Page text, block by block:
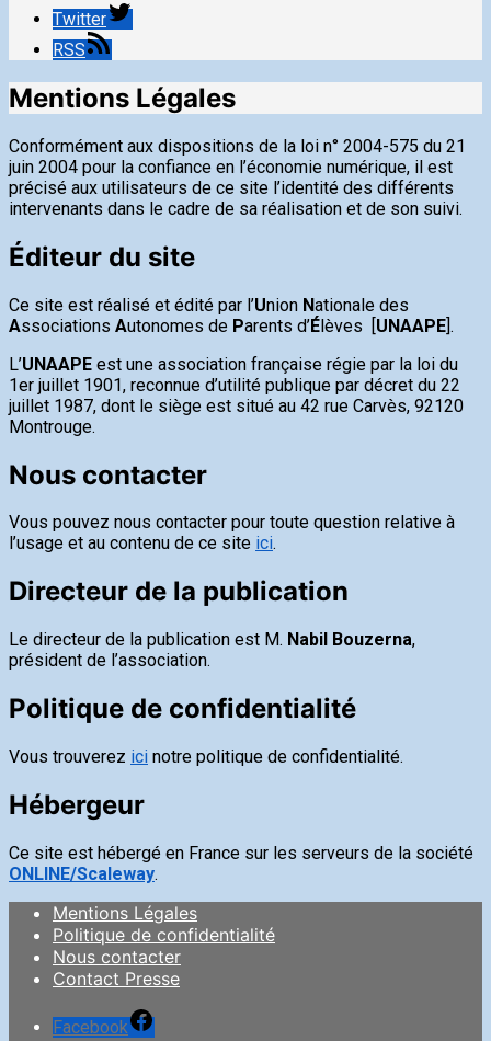
Twitter
RSS
Mentions Légales
Conformément aux dispositions de la loi n° 2004-575 du 21
juin 2004 pour la confiance en l’économie numérique, il est
précisé aux utilisateurs de ce site l’identité des différents
intervenants dans le cadre de sa réalisation et de son suivi.
Éditeur du site
Ce site est réalisé et édité par l’Union Nationale des
Associations Autonomes de Parents d’Élèves [UNAAPE].
L’UNAAPE est une association française régie par la loi du
1er juillet 1901, reconnue d’utilité publique par décret du 22
juillet 1987, dont le siège est situé au 42 rue Carvès, 92120
Montrouge.
Nous contacter
Vous pouvez nous contacter pour toute question relative à
l’usage et au contenu de ce site ici.
Directeur de la publication
Le directeur de la publication est M. Nabil Bouzerna,
président de l’association.
Politique de confidentialité
Vous trouverez ici notre politique de confidentialité.
Hébergeur
Ce site est hébergé en France sur les serveurs de la société
ONLINE/Scaleway.
Mentions Légales
Politique de confidentialité
Nous contacter
Contact Presse
Facebook